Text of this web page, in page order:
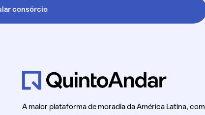
consórcio
A maior plataforma de moradia da América Latina, com